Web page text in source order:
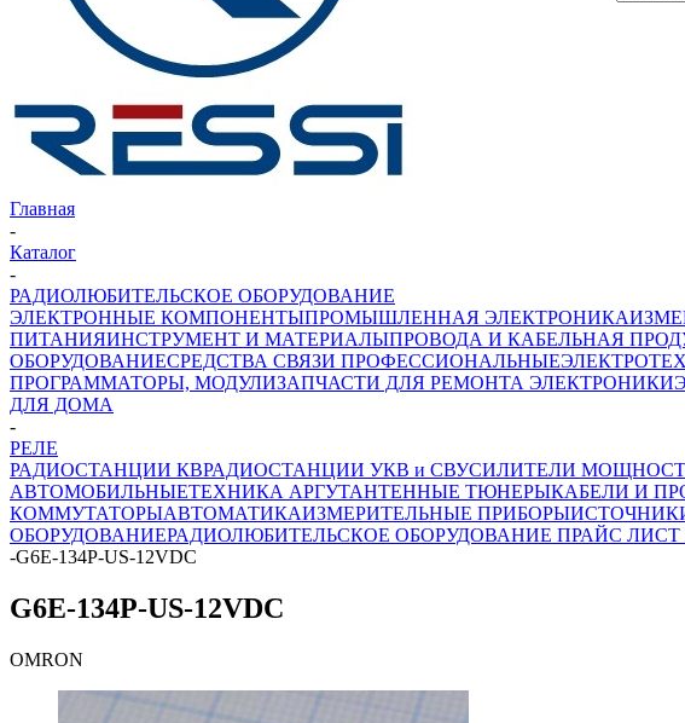
Главная
-
Каталог
-
РАДИОЛЮБИТЕЛЬСКОЕ ОБОРУДОВАНИЕ
ЭЛЕКТРОННЫЕ КОМПОНЕНТЫПРОМЫШЛЕННАЯ ЭЛЕКТРОНИКА
ПИТАНИЯИНСТРУМЕНТ И МАТЕРИАЛЫПРОВОДА И КАБЕЛЬНАЯ
ОБОРУДОВАНИЕСРЕДСТВА СВЯЗИ ПРОФЕССИОНАЛЬНЫЕ
ПРОГРАММАТОРЫ, МОДУЛИЗАПЧАСТИ ДЛЯ РЕМОНТА ЭЛЕКТРОНИКИ
ДЛЯ ДОМА
-
РЕЛЕ
РАДИОСТАНЦИИ КВРАДИОСТАНЦИИ УКВ и СВУСИЛИТЕЛИ
АВТОМОБИЛЬНЫЕТЕХНИКА АРГУТАНТЕННЫЕ ТЮНЕРЫКАБЕЛИ И
КОММУТАТОРЫАВТОМАТИКАИЗМЕРИТЕЛЬНЫЕ ПРИБОРЫ
ОБОРУДОВАНИЕРАДИОЛЮБИТЕЛЬСКОЕ ОБОРУДОВАНИЕ ПРАЙС ЛИСТ
-G6E-134P-US-12VDC
G6E-134P-US-12VDC
OMRON